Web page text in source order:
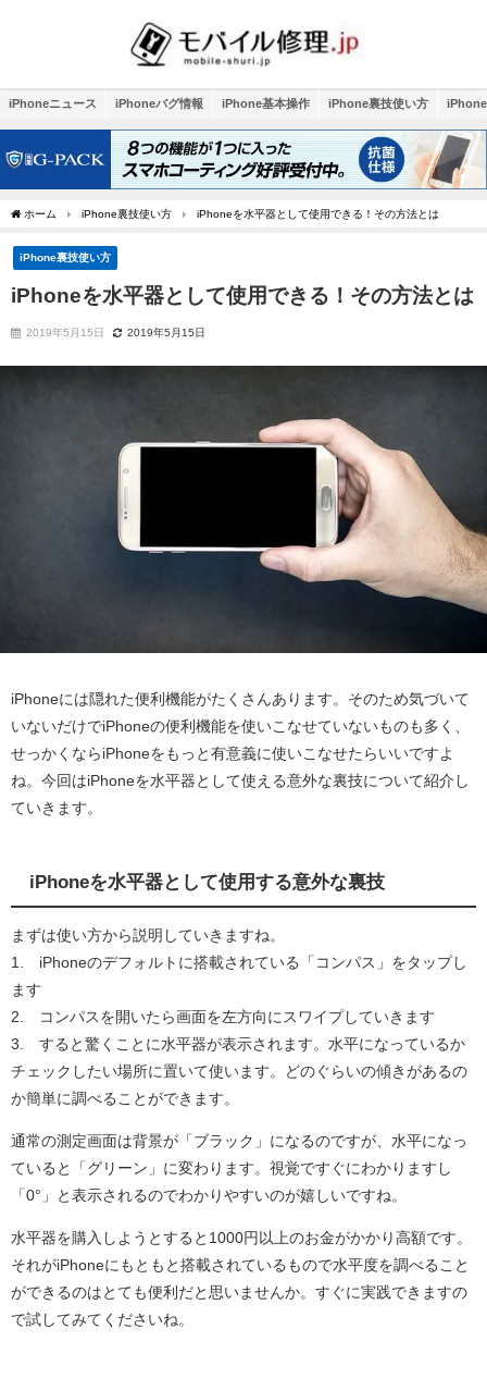
iPhoneニュース iPhoneバグ情報 iPhone基本操作 iPhone裏技使い方
ホーム iPhone裏技使い方 iPhoneを水平器として使用できる！その方法とは
iPhone裏技使い方
iPhoneを水平器として使用できる！その方法とは
2019年5月15日 2019年5月15日
iPhoneには隠れた便利機能がたくさんあります。そのため気づいて
いないだけでiPhoneの便利機能を使いこなせていないものも多く、
せっかくならiPhoneをもっと有意義に使いこなせたらいいですよ
ね。今回はiPhoneを水平器として使える意外な裏技について紹介し
ていきます。
iPhoneを水平器として使用する意外な裏技
まずは使い方から説明していきますね。
1. iPhoneのデフォルトに搭載されている「コンパス」をタップし
ます
2. コンパスを開いたら画面を左方向にスワイプしていきます
3. すると驚くことに水平器が表示されます。水平になっているか
チェックしたい場所に置いて使います。どのぐらいの傾きがあるの
か簡単に調べることができます。
通常の測定画面は背景が「ブラック」になるのですが、水平になっ
ていると「グリーン」に変わります。視覚ですぐにわかりますし
「0°」と表示されるのでわかりやすいのが嬉しいですね。
水平器を購入しようとすると1000円以上のお金がかかり高額です。
それがiPhoneにもともと搭載されているもので水平度を調べること
ができるのはとても便利だと思いませんか。すぐに実践できますの
で試してみてくださいね。